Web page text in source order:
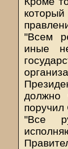
"Всем
иные
должно
поручил
"Все